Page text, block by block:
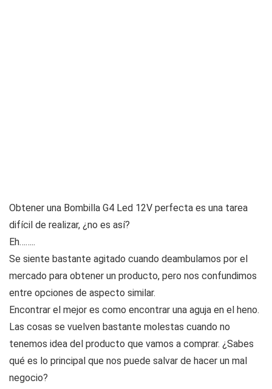
Obtener una Bombilla G4 Led 12V perfecta es una tarea
difícil de realizar, ¿no es así?
Eh……..
Se siente bastante agitado cuando deambulamos por el
mercado para obtener un producto, pero nos confundimos
entre opciones de aspecto similar.
Encontrar el mejor es como encontrar una aguja en el heno.
Las cosas se vuelven bastante molestas cuando no
tenemos idea del producto que vamos a comprar. ¿Sabes
qué es lo principal que nos puede salvar de hacer un mal
negocio?